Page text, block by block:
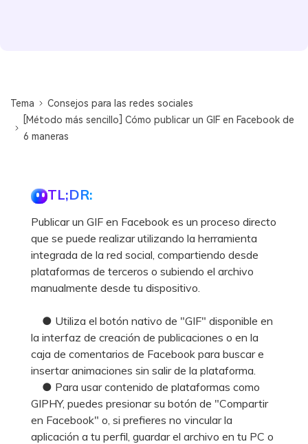
Tema
Consejos para las redes sociales
[Método más sencillo] Cómo publicar un GIF en Facebook de
6 maneras
TL;DR:
Publicar un GIF en Facebook es un proceso directo
que se puede realizar utilizando la herramienta
integrada de la red social, compartiendo desde
plataformas de terceros o subiendo el archivo
manualmente desde tu dispositivo.
● Utiliza el botón nativo de "GIF" disponible en
la interfaz de creación de publicaciones o en la
caja de comentarios de Facebook para buscar e
insertar animaciones sin salir de la plataforma.
● Para usar contenido de plataformas como
GIPHY, puedes presionar su botón de "Compartir
en Facebook" o, si prefieres no vincular la
aplicación a tu perfil, guardar el archivo en tu PC o